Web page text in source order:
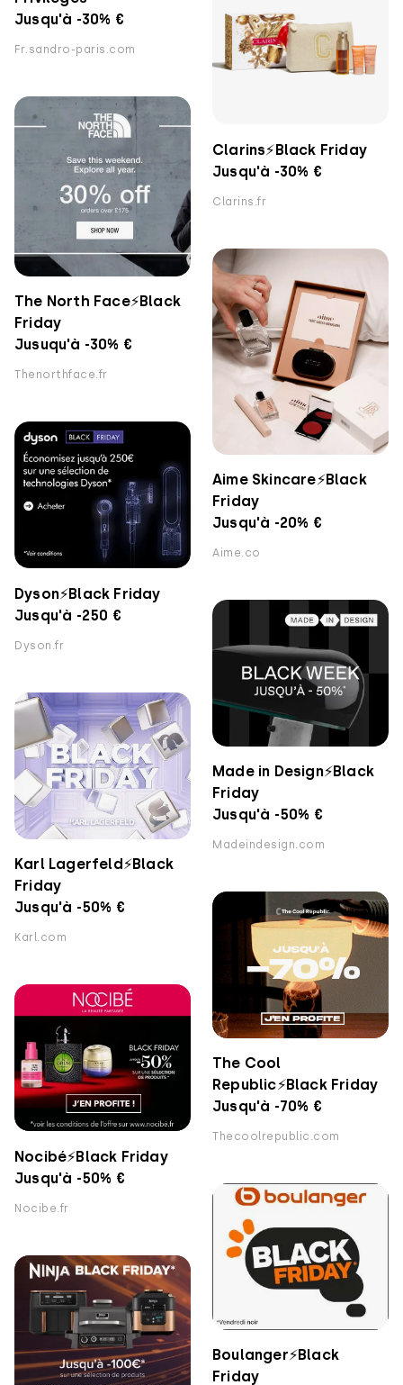
Jusqu'à -30% €
Fr.sandro-paris.com
Clarins⚡️Black Friday
Jusqu'à -30% €
Clarins.fr
The North Face⚡️Black
Friday
Jusuqu'à -30% €
Thenorthface.fr
Aime Skincare⚡️Black
Friday
Jusqu'à -20% €
Aime.co
Dyson⚡️Black Friday
Jusqu'à -250 €
Dyson.fr
Made in Design⚡️Black
Friday
Jusqu'à -50% €
Madeindesign.com
Karl Lagerfeld⚡️Black
Friday
Jusqu'à -50% €
Karl.com
The Cool
Republic⚡️Black Friday
Jusqu'à -70% €
Thecoolrepublic.com
Nocibé⚡️Black Friday
Jusqu'à -50% €
Nocibe.fr
Boulanger⚡️Black
Friday